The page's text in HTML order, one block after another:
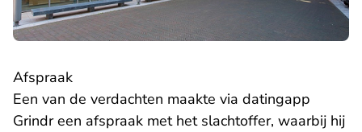
Afspraak
Een van de verdachten maakte via datingapp
Grindr een afspraak met het slachtoffer, waarbij hij